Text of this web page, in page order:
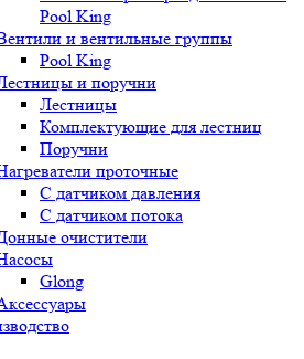
Pool King
и вентильные группы
Pool King
и поручни
Лестницы
Комплектующие для лестниц
Поручни
проточные
С датчиком давления
С датчиком потока
очистители
Glong